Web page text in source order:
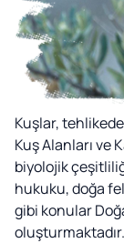
Kuşlar,
Kuş Alanları ve
biyolojik
hukuku, doğa
gibi konular
oluşturmaktadır.